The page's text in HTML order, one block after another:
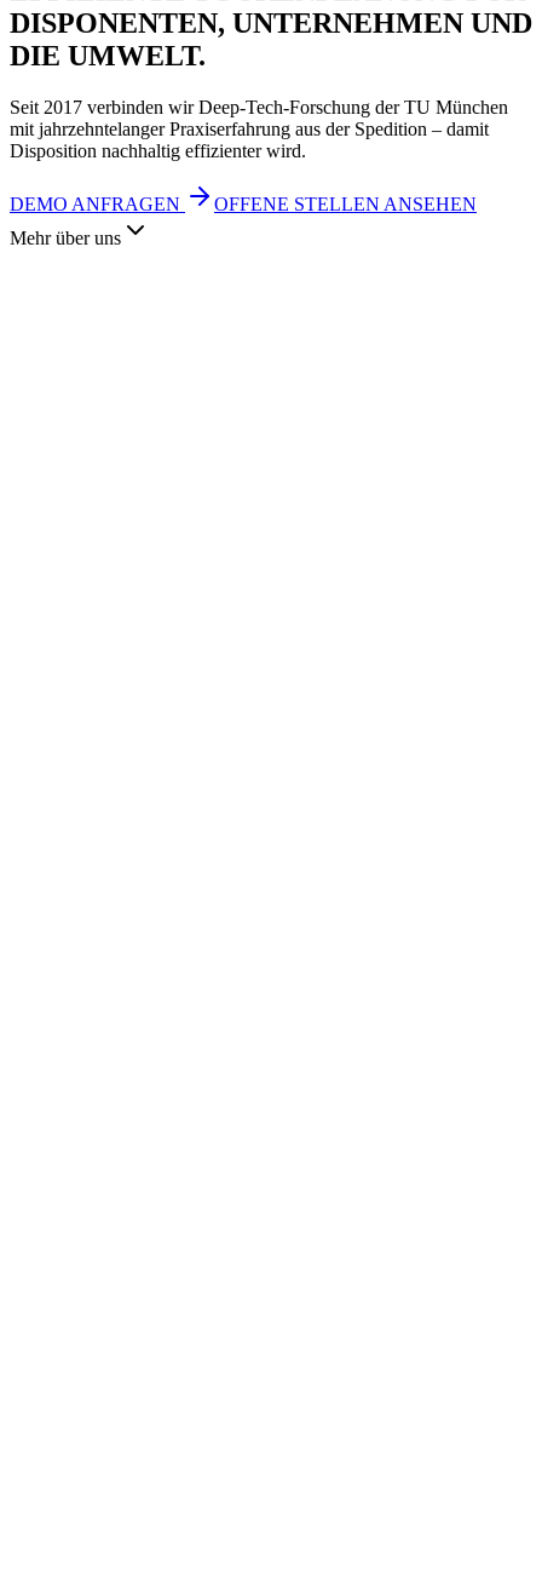
DISPONENTEN, UNTERNEHMEN UND
DIE UMWELT.
Seit 2017 verbinden wir Deep-Tech-Forschung der TU München
mit jahrzehntelanger Praxiserfahrung aus der Spedition – damit
Disposition nachhaltig effizienter wird.
DEMO ANFRAGEN
OFFENE STELLEN ANSEHEN
Mehr über uns